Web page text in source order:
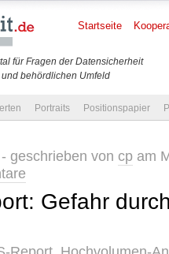
für Fragen der Datensicherheit
behördlichen Umfeld
Startseite
Portraits Positionspapier
- geschrieben von cp am
Gefahr